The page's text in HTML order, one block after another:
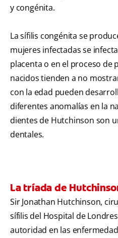
y congénita.
La sífilis congénita se
mujeres infectadas se
placenta o en el proceso de
nacidos tienden a no
con la edad pueden
diferentes anomalías en la
dientes de Hutchinson son
dentales.
La tríada de
Sir Jonathan Hutchinson,
sífilis del Hospital de
autoridad en las